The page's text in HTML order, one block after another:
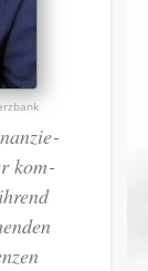
kom­